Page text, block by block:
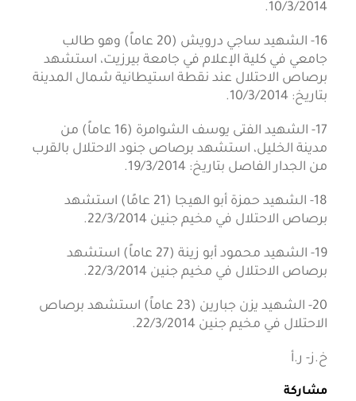
10/3/2014.
16- الشهيد ساجي درويش (20 عاماً) وهو طالب
جامعي في كلية الإعلام في جامعة بيرزيت، استشهد
برصاص الاحتلال عند نقطة استيطانية شمال المدينة
بتاريخ: 10/3/2014.
17- الشهيد الفتى يوسف الشوامرة (16 عاماً) من
مدينة الخليل، استشهد برصاص جنود الاحتلال بالقرب
من الجدار الفاصل بتاريخ: 19/3/2014.
18- الشهيد حمزة أبو الهيجا (21 عامًا) استشهد
برصاص الاحتلال في مخيم جنين 22/3/2014.
19- الشهيد محمود أبو زينة (27 عاماً) استشهد
برصاص الاحتلال في مخيم جنين 22/3/2014.
20- الشهيد يزن جبارين (23 عاماً) استشهد برصاص
الاحتلال في مخيم جنين 22/3/2014.
خ.ز- ر.أ
مشاركة